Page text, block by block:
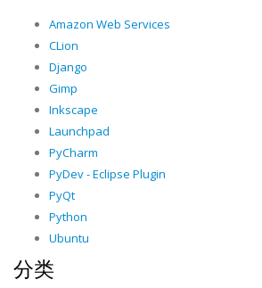
Amazon Web Services
CLion
Django
Gimp
Inkscape
Launchpad
PyCharm
PyDev - Eclipse Plugin
PyQt
Python
Ubuntu
分类